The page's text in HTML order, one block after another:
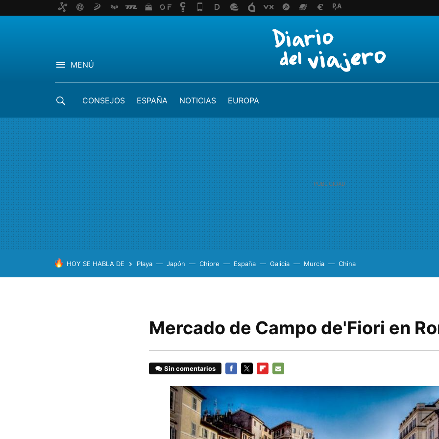
MENÚ
CONSEJOS ESPAÑA NOTICIAS EUROPA
HOY SE HABLA DE Playa Japón Chipre España Galicia Murcia China
Mercado de Campo de'Fiori en
Sin comentarios